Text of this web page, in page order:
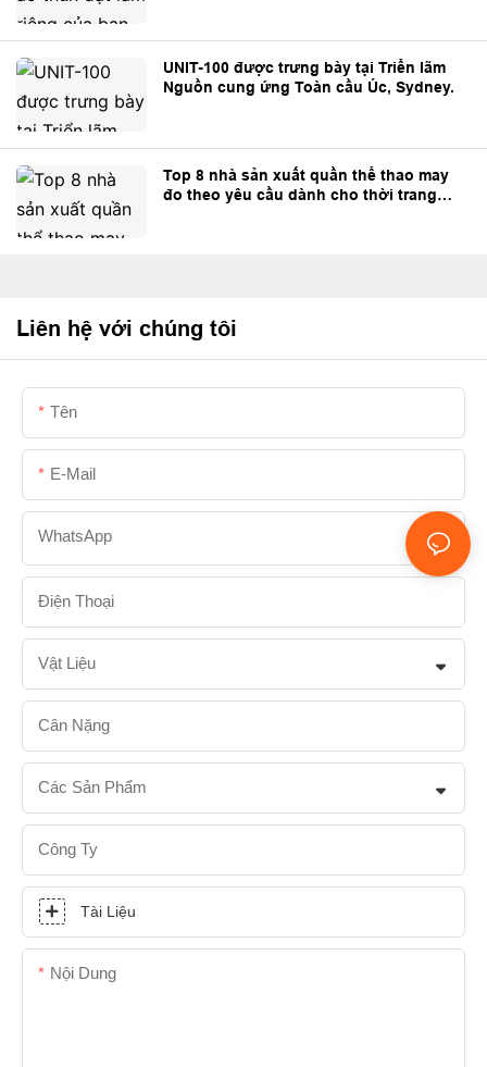
UNIT-100 được trưng bày tại Triển lãm
Nguồn cung ứng Toàn cầu Úc, Sydney.
Top 8 nhà sản xuất quần thể thao may
đo theo yêu cầu dành cho thời trang
Liên hệ với chúng tôi
Tên
E-Mail
WhatsApp
Điện Thoại
Vật Liệu
Cân Nặng
Các Sản Phẩm
Công Ty
Tài Liệu
Nội Dung